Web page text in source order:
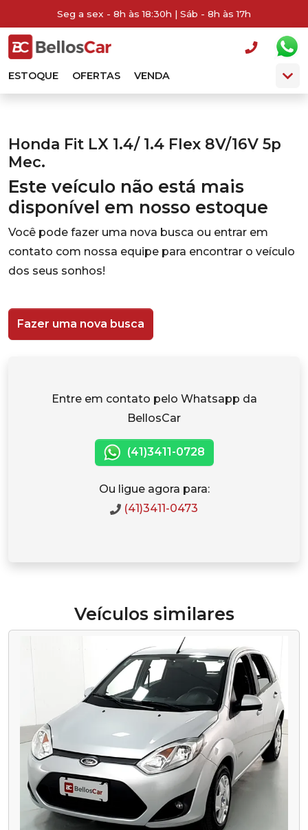
Seg a sex - 8h às 18:30h | Sáb - 8h às 17h
ESTOQUE OFERTAS VENDA
Honda Fit LX 1.4/ 1.4 Flex 8V/16V 5p
Mec.
Este veículo não está mais
disponível em nosso estoque
Você pode fazer uma nova busca ou entrar em
contato com nossa equipe para encontrar o veículo
dos seus sonhos!
Fazer uma nova busca
Entre em contato pelo Whatsapp da
BellosCar
(41)3411-0728
Ou ligue agora para:
(41)3411-0473
Veículos similares